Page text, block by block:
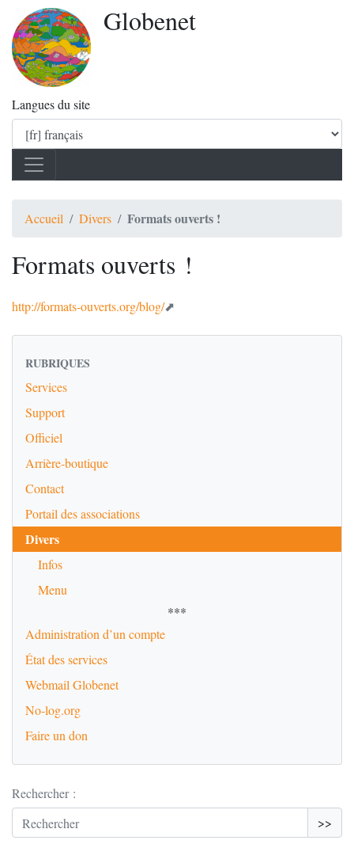
Globenet
Langues du site
Accueil Divers Formats ouverts !
Formats ouverts !
http://formats-ouverts.org/blog/
RUBRIQUES
Services
Support
Officiel
Arrière-boutique
Contact
Portail des associations
Divers
Infos
Menu
***
Administration d’un compte
État des services
Webmail Globenet
No-log.org
Faire un don
Rechercher :
>>